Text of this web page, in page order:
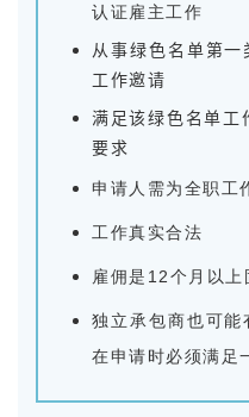
认证雇主工作
从事绿色名单第
工作邀请
满足该绿色名单
要求
申请人需为全职工
工作真实合法
雇佣是12个月以上
独立承包商也可能
在申请时必须满足